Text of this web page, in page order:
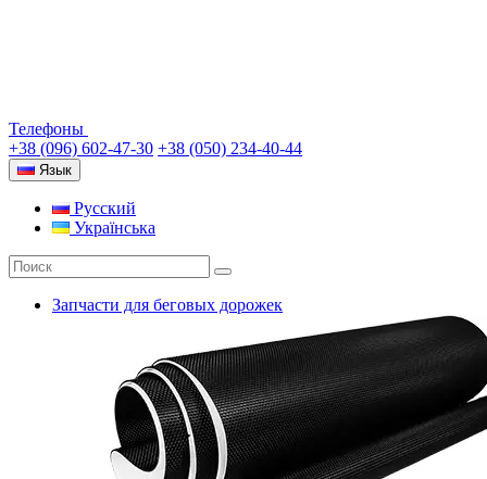
Телефоны
+38 (096) 602-47-30 +38 (050) 234-40-44
Язык
Русский
Українська
Запчасти для беговых дорожек